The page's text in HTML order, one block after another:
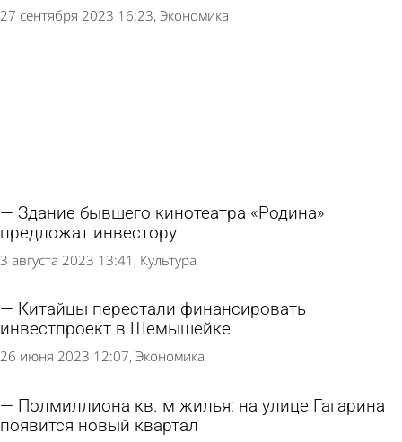
27 сентября 2023 16:23 Экономика
Здание бывшего кинотеатра «Родина»
предложат инвестору
3 августа 2023 13:41 Культура
Китайцы перестали финансировать
инвестпроект в Шемышейке
26 июня 2023 12:07 Экономика
Полмиллиона кв. м жилья: на улице Гагарина
появится новый квартал